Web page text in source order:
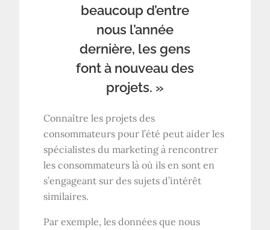
beaucoup d’entre
nous l’année
dernière, les gens
font à nouveau des
projets. »
Connaître les projets des
consommateurs pour l’été peut aider les
spécialistes du marketing à rencontrer
les consommateurs là où ils en sont en
s’engageant sur des sujets d’intérêt
similaires.
Par exemple, les données que nous